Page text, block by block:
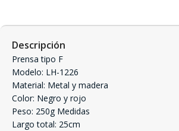
Descripción
Prensa tipo F
Modelo: LH-1226
Material: Metal y madera
Color: Negro y rojo
Peso: 250g Medidas
Largo total: 25cm